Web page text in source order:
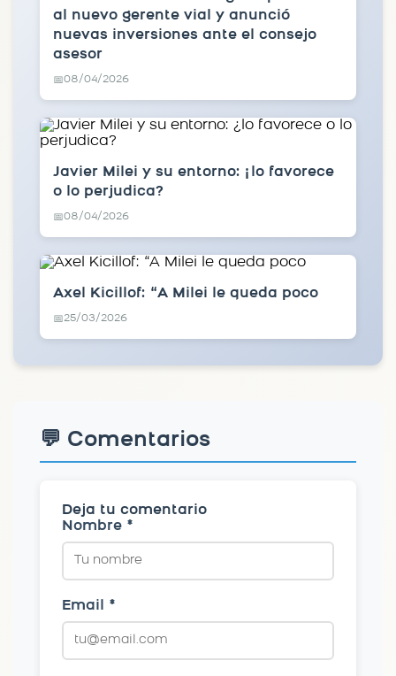
al nuevo gerente vial y anunció
nuevas inversiones ante el consejo
asesor
📅08/04/2026
Javier Milei y su entorno: ¿lo favorece
o lo perjudica?
📅08/04/2026
Axel Kicillof: “A Milei le queda poco
📅25/03/2026
💬 Comentarios
Deja tu comentario
Nombre *
Email *